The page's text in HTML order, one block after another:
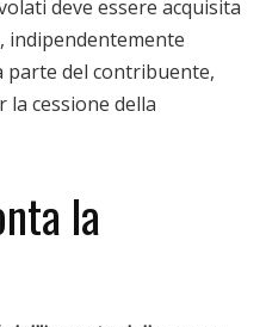
deve essere acquisita
indipendentemente
parte del contribuente,
cessione della
la